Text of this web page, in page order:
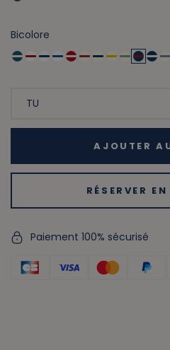
Bicolore
AJOUTER
RÉSERVER
Paiement 100% sécurisé